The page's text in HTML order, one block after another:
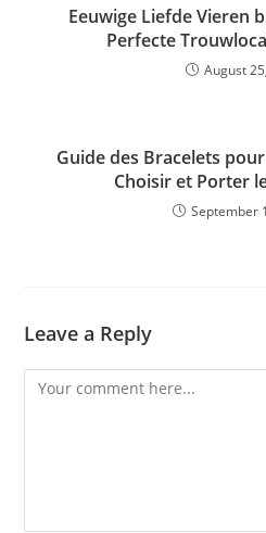
Eeuwige Liefde Vieren
Perfecte
August
Guide des Bracelets
Choisir et Porter
September
Leave a Reply
Comment